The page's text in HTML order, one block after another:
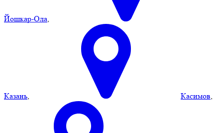
Йошкар-Ола,
Казань, Касимов,